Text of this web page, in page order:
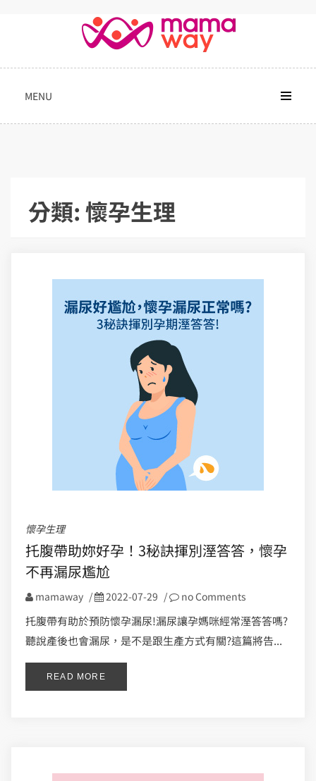
MENU
分類:懷孕生理
懷孕生理
托腹帶助妳好孕！3秘訣揮別溼答答，懷孕
不再漏尿尷尬
mamaway / 2022-07-29 / no Comments
托腹帶有助於預防懷孕漏尿!漏尿讓孕媽咪經常溼答答嗎?
聽說產後也會漏尿，是不是跟生產方式有關?這篇將告...
READ MORE